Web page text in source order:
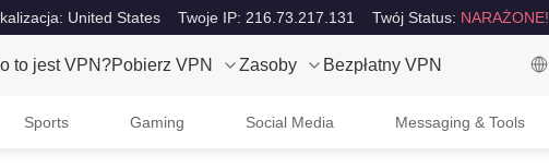
United States Twoje IP: 216.73.217.131 Twój Status: NARAŻONE!
to jest VPN?Pobierz VPN Zasoby Bezpłatny VPN
Sports Gaming Social Media Messaging & Tools